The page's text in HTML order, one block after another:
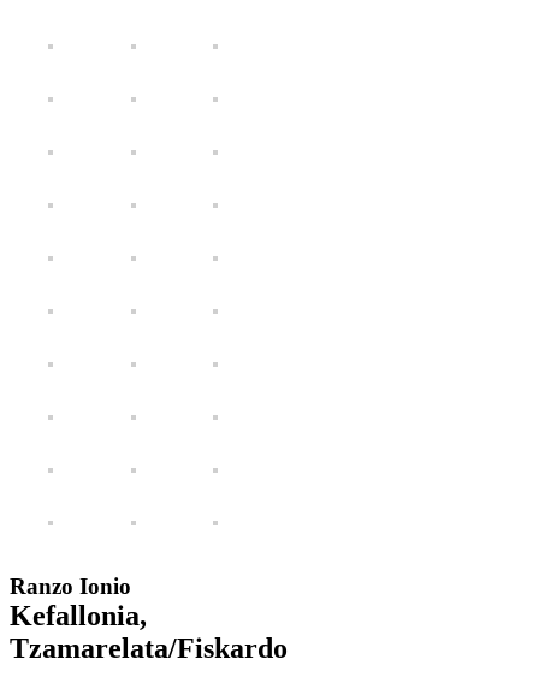
Ranzo Ionio
Kefallonia,
Tzamarelata/Fiskardo